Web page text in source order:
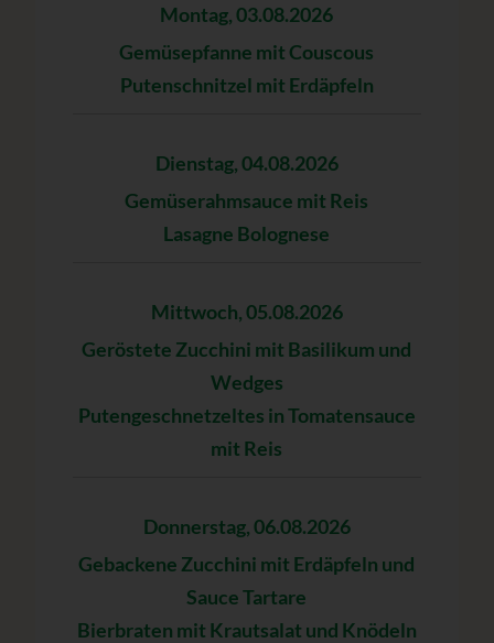
Montag, 03.08.2026
Gemüsepfanne mit Couscous
Putenschnitzel mit Erdäpfeln
Dienstag, 04.08.2026
Gemüserahmsauce mit Reis
Lasagne Bolognese
Mittwoch, 05.08.2026
Geröstete Zucchini mit Basilikum und
Wedges
Putengeschnetzeltes in Tomatensauce
mit Reis
Donnerstag, 06.08.2026
Gebackene Zucchini mit Erdäpfeln und
Sauce Tartare
Bierbraten mit Krautsalat und Knödeln